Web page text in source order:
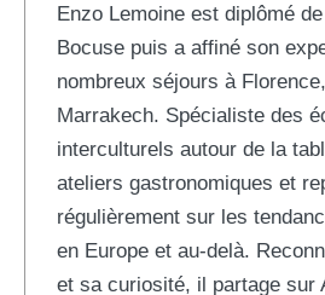
Enzo Lemoine est diplômé
Bocuse puis a affiné son
nombreux séjours à
Marrakech. Spécialiste des
interculturels autour de la
ateliers gastronomiques et
régulièrement sur les
en Europe et au-delà.
et sa curiosité, il partage sur